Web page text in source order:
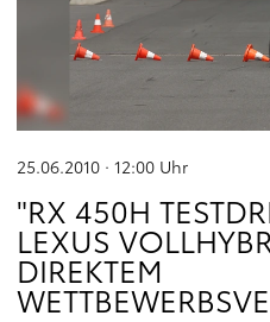
25.06.2010 · 12:00 Uhr
"RX 450H
LEXUS
DIREKTEM